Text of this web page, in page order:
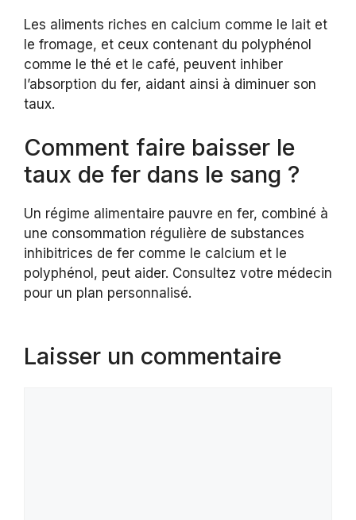
Les aliments riches en calcium comme le lait et
le fromage, et ceux contenant du polyphénol
comme le thé et le café, peuvent inhiber
l’absorption du fer, aidant ainsi à diminuer son
taux.
Comment faire baisser le
taux de fer dans le sang ?
Un régime alimentaire pauvre en fer, combiné à
une consommation régulière de substances
inhibitrices de fer comme le calcium et le
polyphénol, peut aider. Consultez votre médecin
pour un plan personnalisé.
Laisser un commentaire